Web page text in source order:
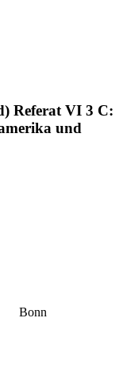
Referat VI 3 C:
und
Bonn